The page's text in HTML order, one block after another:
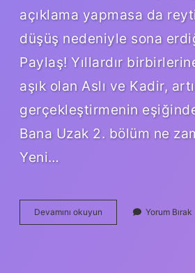
açıklama yapmasa da
düşüş nedeniyle sona
Paylaş! Yıllardır
aşık olan Aslı ve Kadir,
gerçekleştirmenin
Bana Uzak 2. bölüm ne
Yeni…
Devamını okuyun
Bana
Yorum Bırak